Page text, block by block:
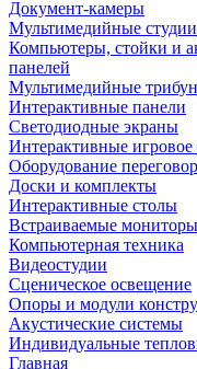
Документ-камеры
Мультимедийные студии
Компьютеры, стойки и
панелей
Мультимедийные
Интерактивные панели
Светодиодные экраны
Интерактивные игровое
Оборудование
Доски и комплекты
Интерактивные столы
Встраиваемые мониторы
Компьютерная техника
Видеостудии
Cценическое освещение
Опоры и модули
Акустические системы
Индивидуальные
Главная